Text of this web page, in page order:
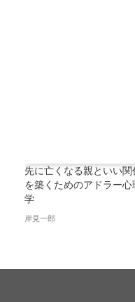
先に亡くなる親といい関
を築くためのアドラー心
学
岸見一郎